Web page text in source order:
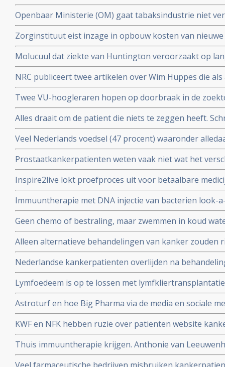
ADHD afkomen en geen medicijnen meer nodig
kinderen voor deelname aan studie
Openbaar Ministerie (OM) gaat tabaksindustrie niet
sickofsmoking - zeggen artikel 12 procedure te starten.
Zorginstituut eist inzage in opbouw kosten van
worden opgenomen in basisverzekering.
Molucuul dat ziekte van Huntington veroorzaakt op
korte termijn zonder gezonde cellen aan te tasten
NRC publiceert twee artikelen over Wim Huppes die
alternatieve genezer patienten blijft behandelen met
Twee VU-hoogleraren hopen op doorbraak in de
tegen depressie, adhd of autisme, aldus artikel in de
Alles draait om de patient die niets te zeggen heeft.
Parool
Veel Nederlands voedsel (47 procent) waaronder
cornflakes, pasta en hagelslag is besmet met minerale
kanker veroorzaken.
Prostaatkankerpatienten weten vaak niet wat het
behandelingsopties voor hun eigen situatie met niet
realiseren zich onvoldoende wat de verschillende
zijn
Inspire2live lokt proefproces uit voor betaalbare
patentrecht: wat gaat voor?
Immuuntherapie met DNA injectie van bacterien look-
melanomen geeft uitstekende resultaten in
activering van immuunsysteem
Geen chemo of bestraling, maar zwemmen in koud
kiezen voor niet toxische aanpak, door NRC
Alleen alternatieve behandelingen van kanker zouden
hoger maken dan reguliere behandelingen.
Nederlandse kankerpatienten overlijden na
Ross in Bracht Duitsland.
Lymfoedeem is op te lossen met
borstkankerpatient Mirjam Bosgraaf in de Volkskrant
Astroturf en hoe Big Pharma via de media en sociale
misleidt en manipuleert. Zie de TEDtalk van Sheryll
KWF en NFK hebben ruzie over patienten website
dupe te worden van machtstrijd aldus de Volkskrant
Thuis immuuntherapie krijgen. Anthonie van
met immuuntherapie voor longkankerpatienten